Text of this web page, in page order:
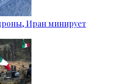
Иран минирует